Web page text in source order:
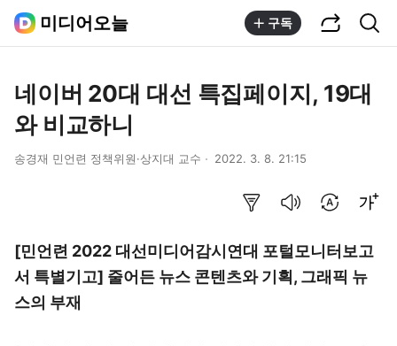
미디어오늘 구독
네이버 20대 대선 특집페이지, 19대
와 비교하니
송경재 민언련 정책위원·상지대 교수 2022. 3. 8. 21:15
[민언련 2022 대선미디어감시연대 포털모니터보고
서 특별기고] 줄어든 뉴스 콘텐츠와 기획, 그래픽 뉴
스의 부재